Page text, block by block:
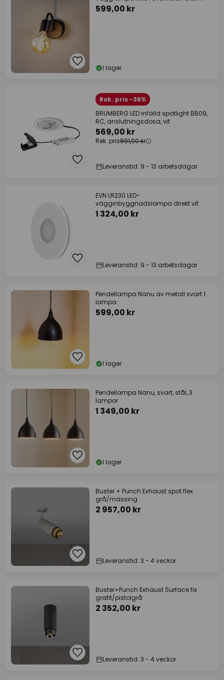
599,00 kr
I lager
Rek. pris -36%
BRUMBERG LED infälld spotlight BB09,
RC, anslutningsdosa, vit
569,00 kr
Rek. pris891,00 kr
Leveranstid: 9 - 13 arbetsdagar
EVN LR230 LED-
vägginbyggnadslampa direkt vit
1 324,00 kr
Leveranstid: 9 - 13 arbetsdagar
Pendellampa Nanu av metall svart 1
lampa
599,00 kr
I lager
Pendellampa Nanu, svart, stål, 3
lampor
1 349,00 kr
I lager
Buster + Punch Exhaust spot flex
grå/mässing
2 957,00 kr
Leveranstid: 3 - 4 veckor
Buster+Punch Exhaust Surface fix
grafit/pistolgrå
2 352,00 kr
Leveranstid: 3 - 4 veckor